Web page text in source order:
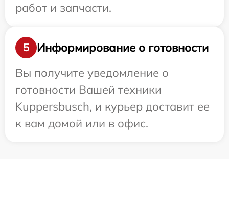
работ и запчасти.
5
Информирование о готовности
Вы получите уведомление о
готовности Вашей техники
Kuppersbusch, и курьер доставит ее
к вам домой или в офис.